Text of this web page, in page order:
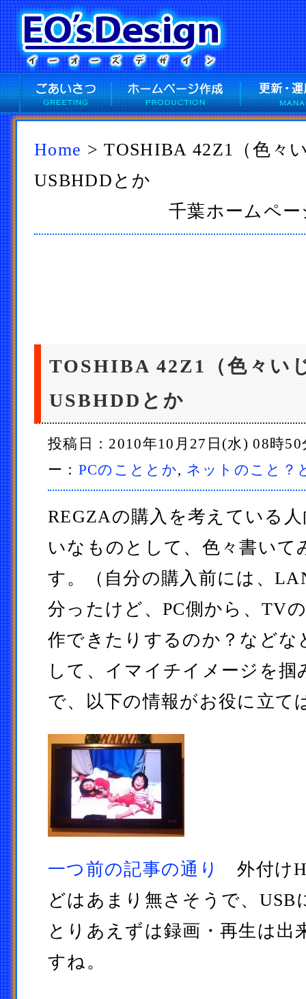
Home > TOSHIBA 42Z1（色々
USBHDDとか
千葉ホームペー
TOSHIBA 42Z1（色々い
USBHDDとか
投稿日：2010年10月27日(水) 08時
ー： PCのこととか, ネットのこと？
REGZAの購入を考えている
いなものとして、色々書いて
す。（自分の購入前には、
分ったけど、PC側から、TV
作できたりするのか？などな
して、イマイチイメージを掴
で、以下の情報がお役に立て
一つ前の記事の通り
外付け
どはあまり無さそうで、USB
とりあえずは録画・再生は出
すね。